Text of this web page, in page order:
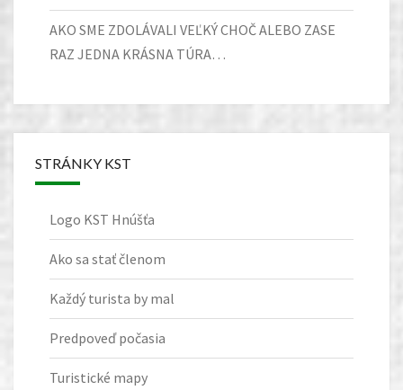
AKO SME ZDOLÁVALI VEĽKÝ CHOČ ALEBO ZASE
RAZ JEDNA KRÁSNA TÚRA…
STRÁNKY KST
Logo KST Hnúšťa
Ako sa stať členom
Každý turista by mal
Predpoveď počasia
Turistické mapy